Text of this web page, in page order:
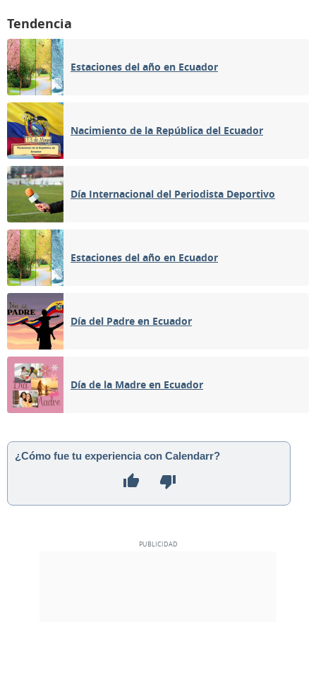
Tendencia
Estaciones del año en Ecuador
Nacimiento de la República del Ecuador
Día Internacional del Periodista Deportivo
Estaciones del año en Ecuador
Día del Padre en Ecuador
Día de la Madre en Ecuador
¿Cómo fue tu experiencia con Calendarr?